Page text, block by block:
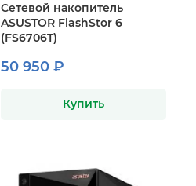
Сетевой накопитель
ASUSTOR FlashStor 6
(FS6706T)
50 950 ₽
Купить